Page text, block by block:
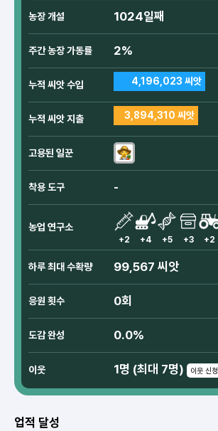
농장 개설 1024일째
주간 농장 가동률 2%
누적 씨앗 수입 4,196,023 씨앗
누적 씨앗 지출 3,894,310 씨앗
고용된 일꾼
착용 도구 -
농업 연구소
+2 +4 +5 +3 +2
하루 최대 수확량 99,567 씨앗
응원 횟수 0회
도감 완성 0.0%
이웃 1명 (최대 7명) 이웃 신청
업적 달성